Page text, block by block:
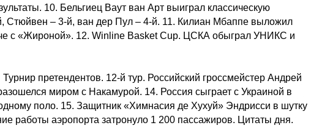
10. Бельгиец Ваут ван Арт выиграл классическую
Стюйвен – 3-й, ван дер Пул – 4-й. 11. Килиан Мбаппе выложил
с «Жироной». 12. Winline Basket Cup. ЦСКА обыграл УНИКС и
претендентов. 12-й тур. Российский гроссмейстер Андрей
миром с Накамурой. 14. Россия сыграет с Украиной в
поло. 15. Защитник «Химнасия де Хухуй» Эндрисси в шутку
работы аэропорта затронуло 1 200 пассажиров. Цитаты дня.